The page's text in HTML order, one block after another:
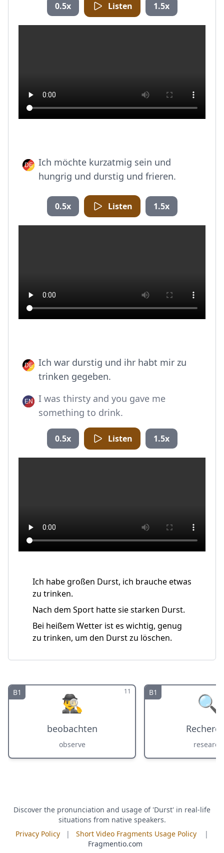
0.5x Listen 1.5x
Ich möchte kurzatmig sein und
hungrig und durstig und frieren.
0.5x Listen 1.5x
Ich war durstig und ihr habt mir zu
trinken gegeben.
I was thirsty and you gave me
something to drink.
0.5x Listen 1.5x
Ich habe großen Durst, ich brauche etwas
zu trinken.
Nach dem Sport hatte sie starken Durst.
Bei heißem Wetter ist es wichtig, genug
zu trinken, um den Durst zu löschen.
B1 11
🕵️‍♂️
beobachten
observe
B1 🔍
research
Discover the pronunciation and usage of 'Durst' in real-life
situations from native speakers.
Privacy Policy
| Short Video Fragments Usage Policy
|
Fragmentio.com